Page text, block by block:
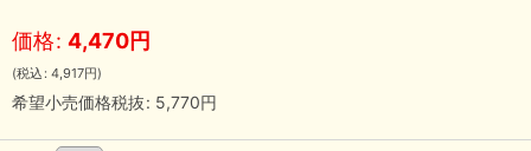
価格: 4,470円
(税込 : 4,917円)
希望小売価格税抜: 5,770円